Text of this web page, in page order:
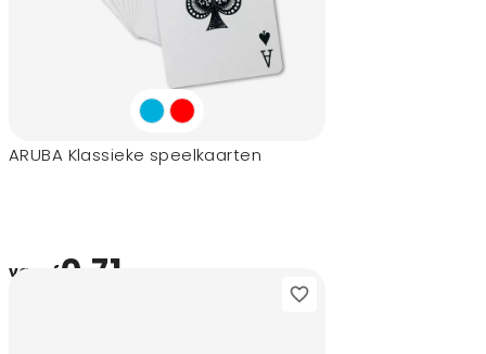
ARUBA Klassieke speelkaarten
vanaf0,71